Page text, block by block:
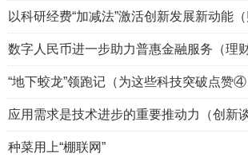
以科研经费“加减法”激活创新发展新动能（
数字人民币进一步助力普惠金融服务（理
“地下蛟龙”领跑记（为这些科技突破点赞④
应用需求是技术进步的重要推动力（创新谈
种菜用上“棚联网”